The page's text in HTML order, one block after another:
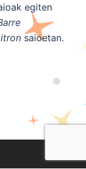
egiten
saioetan.